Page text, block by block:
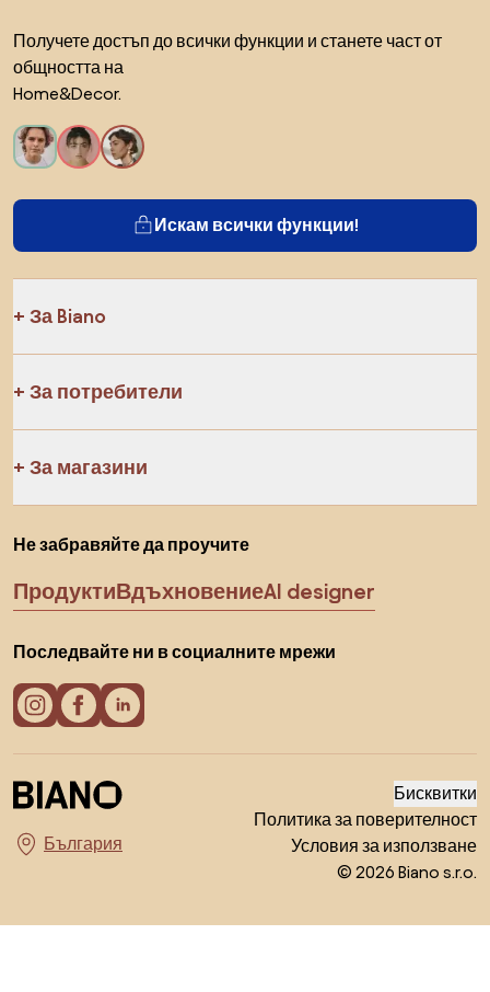
Получете достъп до всички функции и станете част от
общността на
Home&Decor.
Искам всички функции!
За Biano
За потребители
За магазини
Не забравяйте да проучите
ПродуктиВдъхновениеAI designer
Последвайте ни в социалните мрежи
Изберете държава
Бисквитки
Политика за поверителност
Условия за използване
© 2026 Biano s.r.o.